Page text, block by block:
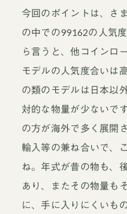
今回のポイントは、さ
の中での99162の人気
ら言うと、他コインロ
モデルの人気度合いは
の類のモデルは日本以
対的な物量が少ないで
の方が海外で多く展開
輸入等の兼ね合いで、
ね。年式が昔の物も、
あり、またその物量も
に、手に入りにくいも